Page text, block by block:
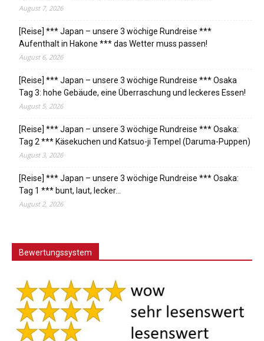
August 7, 2026
[Reise] *** Japan – unsere 3 wöchige Rundreise ***
Aufenthalt in Hakone *** das Wetter muss passen!
August 6, 2026
[Reise] *** Japan – unsere 3 wöchige Rundreise *** Osaka
Tag 3: hohe Gebäude, eine Überraschung und leckeres Essen!
August 5, 2026
[Reise] *** Japan – unsere 3 wöchige Rundreise *** Osaka:
Tag 2 *** Käsekuchen und Katsuo-ji Tempel (Daruma-Puppen)
August 3, 2026
[Reise] *** Japan – unsere 3 wöchige Rundreise *** Osaka:
Tag 1 *** bunt, laut, lecker…
August 2, 2026
Bewertungssystem